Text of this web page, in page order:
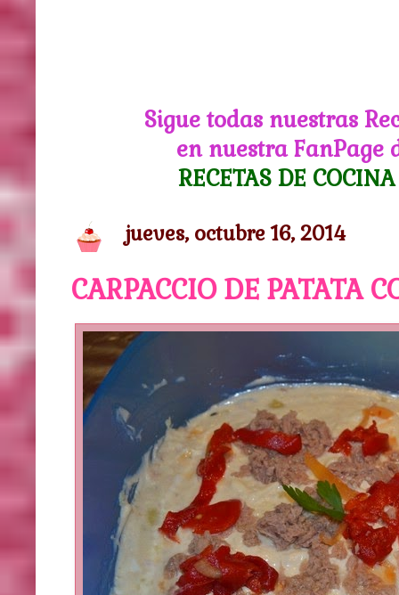
Sigue todas nuestras
en nuestra FanPage
RECETAS DE
jueves, octubre 16, 2014
CARPACCIO DE PATATA